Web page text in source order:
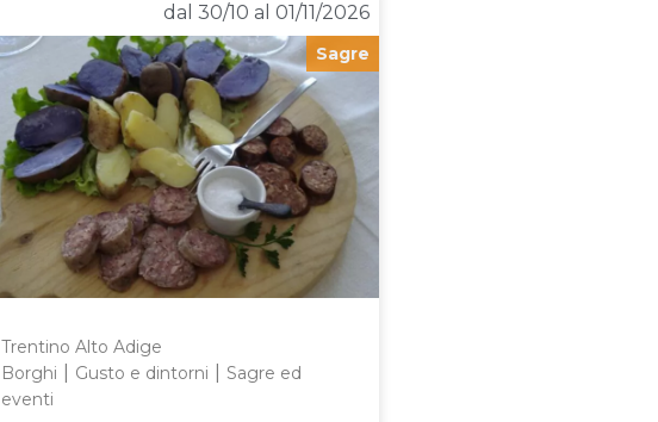
dal 30/10 al 01/11/2026
Sagre
Trentino Alto Adige
Borghi
Gusto e dintorni
Sagre ed
eventi